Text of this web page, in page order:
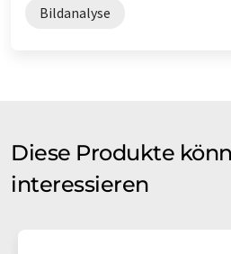
Bildanalyse
Diese Produkte
interessieren